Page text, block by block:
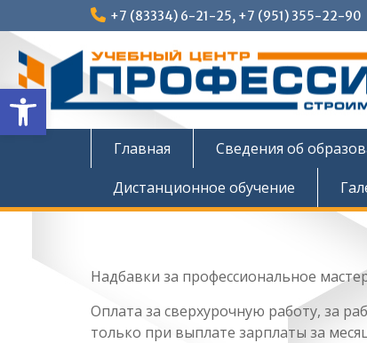
Открыть панель
к
содержимому
+7 (83334) 6-21-25, +7 (951) 355-22-90
Главная Сведения об
Дистанционное обучение
Надбавки за профессиональное
Оплата за сверхурочную работу, за
только при выплате зарплаты за